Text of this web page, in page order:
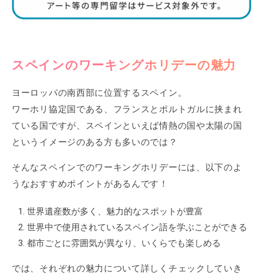
スペインのワーキングホリデーの魅力
ヨーロッパの南西部に位置するスペイン。
ワーホリ協定国である、フランスとポルトガルに挟まれ
ている国ですが、スペインといえば情熱の国や太陽の国
というイメージのある方も多いのでは？
そんなスペインでのワーキングホリデーには、以下のよ
うなおすすめポイントがあるんです！
世界遺産数が多く、魅力的なスポットが豊富
世界中で使用されているスペイン語を学ぶことができる
都市ごとに雰囲気が異なり、いくらでも楽しめる
では、それぞれの魅力について詳しくチェックしていき